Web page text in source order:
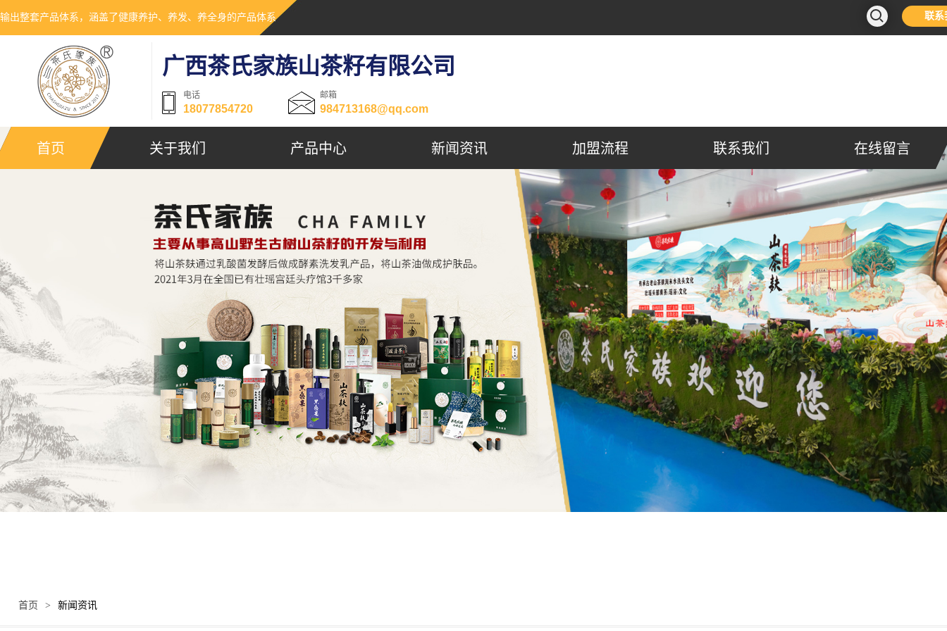
输出整套产品体系，涵盖了健康养护、养发、养全身的产品体系 联系
广西茶氏家族山茶籽有限公司
电话
18077854720
邮箱
984713168@qq.com
首页 关于我们 产品中心 新闻资讯 加盟流程 联系我们 在线留言
首页 > 新闻资讯